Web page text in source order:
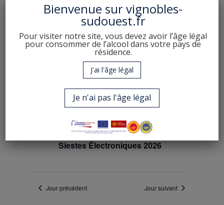
Siestes Électroniques 2026
jeudi 25 juin - 17:00àdimanche 28 juin -
Jour précédent Jour suivant
Bienvenue survignobles-
sudouest.fr
Pour visiter notre site, vous devez avoir l’âge légal
pour consommer de l’alcool dans votre pays de
résidence.
J'ai l'âge légal
Je n'ai pas l'âge légal